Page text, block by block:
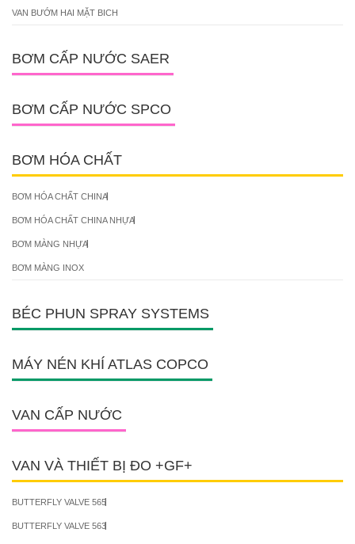
VAN BƯỚM HAI MẶT BICH
BƠM CẤP NƯỚC SAER
BƠM CẤP NƯỚC SPCO
BƠM HÓA CHẤT
BƠM HÓA CHẤT CHINA
BƠM HÓA CHẤT CHINA NHỰA
BƠM MÀNG NHỰA
BƠM MÀNG INOX
BÉC PHUN SPRAY SYSTEMS
MÁY NÉN KHÍ ATLAS COPCO
VAN CẤP NƯỚC
VAN VÀ THIẾT BỊ ĐO +GF+
BUTTERFLY VALVE 565
BUTTERFLY VALVE 563